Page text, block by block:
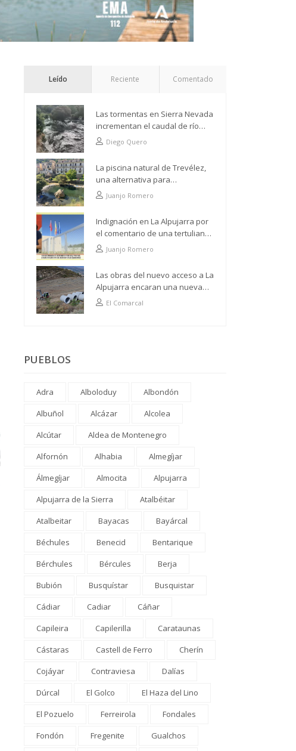
Leído Reciente Comentado
Las tormentas en Sierra Nevada
incrementan el caudal de río
Grande a su paso por Trevélez
Diego Quero
La piscina natural de Trevélez,
una alternativa para
refrescarse desde lo más alto
Juanjo Romero
Indignación en La Alpujarra por
el comentario de una tertuliana
tras hacer alusión al
analfabetismo con la comarca
Juanjo Romero
Las obras del nuevo acceso a La
Alpujarra encaran una nueva
faseEl Comarcal
PUEBLOS
Adra Alboloduy
Albondón
Albuñol
Alcázar
Alcolea
Alcútar
Aldea de Montenegro
Alfornón
Alhabia
Almegíjar
Álmegíjar
Almocita
Alpujarra
Alpujarra de la Sierra
Atalbéitar
Atalbeitar
Bayacas
Bayárcal
Béchules
Benecid
Bentarique
Bérchules
Bércules
Berja
Bubión
Busquístar
Busquistar
Cádiar
Cadiar
Cáñar
Capileira
Capilerilla
Carataunas
Cástaras
Castell de Ferro
Cherín
Cojáyar
Contraviesa
Dalías
Dúrcal
El Golco
El Haza del Lino
El Pozuelo
Ferreirola
Fondales
Fondón
Fregenite
Gualchos